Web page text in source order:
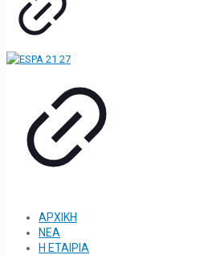
ΑΡΧΙΚΗ
ΝΕΑ
Η ΕΤΑΙΡΙΑ